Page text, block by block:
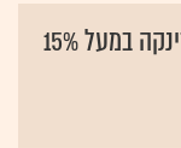
החברה המפתיעה שזינקה במעל 15%